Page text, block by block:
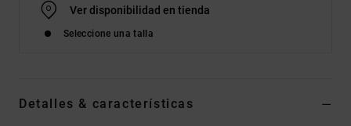
Ver disponibilidad en tienda
Seleccione una talla
Detalles & características